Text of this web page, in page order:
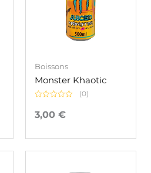
Boissons
Monster Khaotic
0
sur
(0)
3,00 €